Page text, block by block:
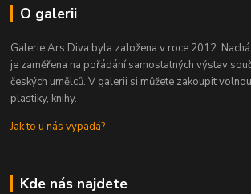
O galerii
Galerie Ars Diva byla založena v roce 2012.
je zaměřena na pořádání samostatných výstav
českých umělců. V galerii si můžete zakoupit
plastiky, knihy.
Jak to u nás vypadá?
Kde nás najdete